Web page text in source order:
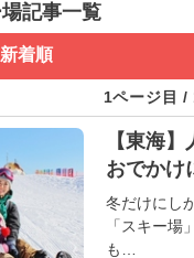
記事一覧
新着順
1ページ目 /
【東海
おでかけ
冬だけにし
「スキー
も…